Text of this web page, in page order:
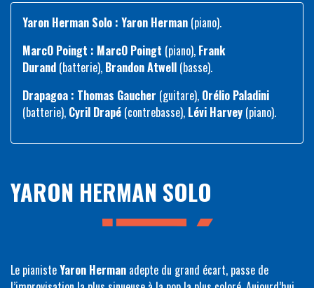
Yaron Herman Solo : Yaron Herman (piano).
MarcO Poingt : MarcO Poingt (piano), Frank
Durand (batterie), Brandon Atwell (basse).
Drapagoa : Thomas Gaucher (guitare), Orélio Paladini
(batterie), Cyril Drapé (contrebasse), Lévi Harvey (piano).
YARON HERMAN SOLO
Le pianisteYaron Herman adepte du grand écart, passe de